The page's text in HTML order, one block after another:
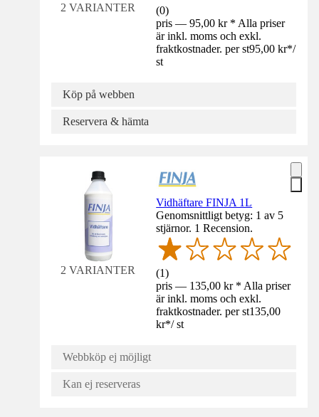
2 VARIANTER (0)
pris — 95,00 kr * Alla priser
är inkl. moms och exkl.
fraktkostnader. per st95,00 kr*/
st
Köp på webben
Reservera & hämta
2 VARIANTER
Vidhäftare FINJA 1L
Genomsnittligt betyg: 1 av 5
stjärnor. 1 Recension.
(1)
pris — 135,00 kr * Alla priser
är inkl. moms och exkl.
fraktkostnader. per st135,00
kr*/ st
Webbköp ej möjligt
Kan ej reserveras